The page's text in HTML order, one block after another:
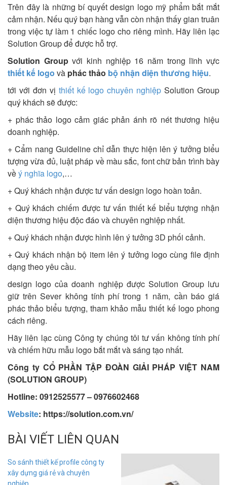
Trên đây là những bí quyết design logo mỹ phẩm bắt mắt
cảm nhận. Nếu quý bạn hàng vẫn còn nhận thấy gian truân
trong việc tự làm 1 chiếc logo cho riêng mình. Hãy liên lạc
Solution Group để được hỗ trợ.
Solution Groupvới kinh nghiệp 16 năm trong lĩnh vực
thiết kế logo và phác thảo bộ nhận diện thương hiệu.
tới với đơn vị thiết kế logo chuyên nghiệp Solution Group
quý khách sẽ được:
+ phác thảo logo cảm giác phản ánh rõ nét thương hiệu
doanh nghiệp.
+ Cẩm nang Guideline chỉ dẫn thực hiện lên ý tưởng biểu
tượng vừa đủ, luật pháp về màu sắc, font chữ bản trình bày
vềý nghĩa logo,…
+ Quý khách nhận được tư vấn design logo hoàn toản.
+ Quý khách chiếm được tư vấn thiết kế biểu tượng nhận
diện thương hiệu độc đáo và chuyên nghiệp nhất.
+ Quý khách nhận được hình lên ý tưởng 3D phối cảnh.
+ Quý khách nhận bộ item lên ý tưởng logo cùng file định
dạng theo yêu cầu.
design logo của doanh nghiệp được Solution Group lưu
giữ trên Sever không tính phí trong 1 năm, cần báo giá
phác thảo biểu tượng, tham khảo mẫu thiết kế logo phong
cách riêng.
Hãy liên lạc cùng Công ty chúng tôi tư vấn không tính phí
và chiếm hữu mẫu logo bắt mắt và sáng tạo nhất.
Công ty CỔ PHẦN TẬP ĐOÀN GIẢI PHÁP VIỆT NAM
(SOLUTION GROUP)
Hotline: 0912525577 – 0976602468
Website: https://solution.com.vn/
BÀI VIẾT LIÊN QUAN
So sánh thiết kế profile công ty
xây dựng giá rẻ và chuyên
nghiệp